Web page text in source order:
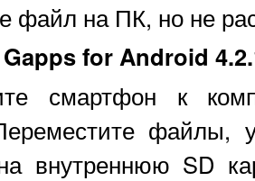
файл на ПК, но не
Gapps for Android
смартфон к
файлы,
внутреннюю SD